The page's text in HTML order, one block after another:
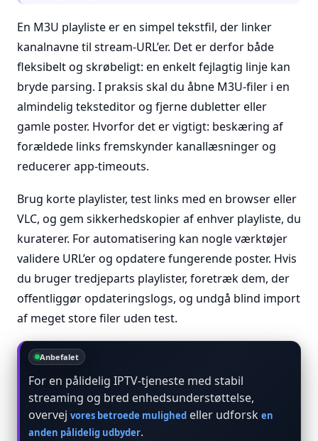
En M3U playliste er en simpel tekstfil, der linker
kanalnavne til stream-URL’er. Det er derfor både
fleksibelt og skrøbeligt: en enkelt fejlagtig linje kan
bryde parsing. I praksis skal du åbne M3U-filer i en
almindelig teksteditor og fjerne dubletter eller
gamle poster. Hvorfor det er vigtigt: beskæring af
forældede links fremskynder kanallæsninger og
reducerer app-timeouts.
Brug korte playlister, test links med en browser eller
VLC, og gem sikkerhedskopier af enhver playliste, du
kuraterer. For automatisering kan nogle værktøjer
validere URL’er og opdatere fungerende poster. Hvis
du bruger tredjeparts playlister, foretræk dem, der
offentliggør opdateringslogs, og undgå blind import
af meget store filer uden test.
Anbefalet
For en pålidelig IPTV-tjeneste med stabil
streaming og bred enhedsunderstøttelse,
overvej vores betroede mulighed eller udforsk en
anden pålidelig udbyder.